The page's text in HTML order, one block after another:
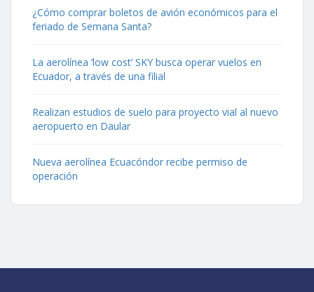
¿Cómo comprar boletos de avión económicos para el
feriado de Semana Santa?
La aerolínea ‘low cost’ SKY busca operar vuelos en
Ecuador, a través de una filial
Realizan estudios de suelo para proyecto vial al nuevo
aeropuerto en Daular
Nueva aerolínea Ecuacóndor recibe permiso de
operación